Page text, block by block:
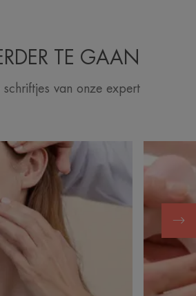
TE GAAN
van onze expert
De